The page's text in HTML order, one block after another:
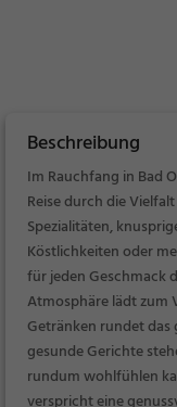
Beschreibung
Im Rauchfang in Bad
Reise durch die
Spezialitäten,
Köstlichkeiten oder
für jeden Geschmack
Atmosphäre lädt zum
Getränken rundet
gesunde Gerichte
rundum wohlfühlen